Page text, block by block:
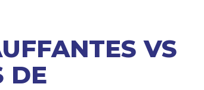
VS
DE